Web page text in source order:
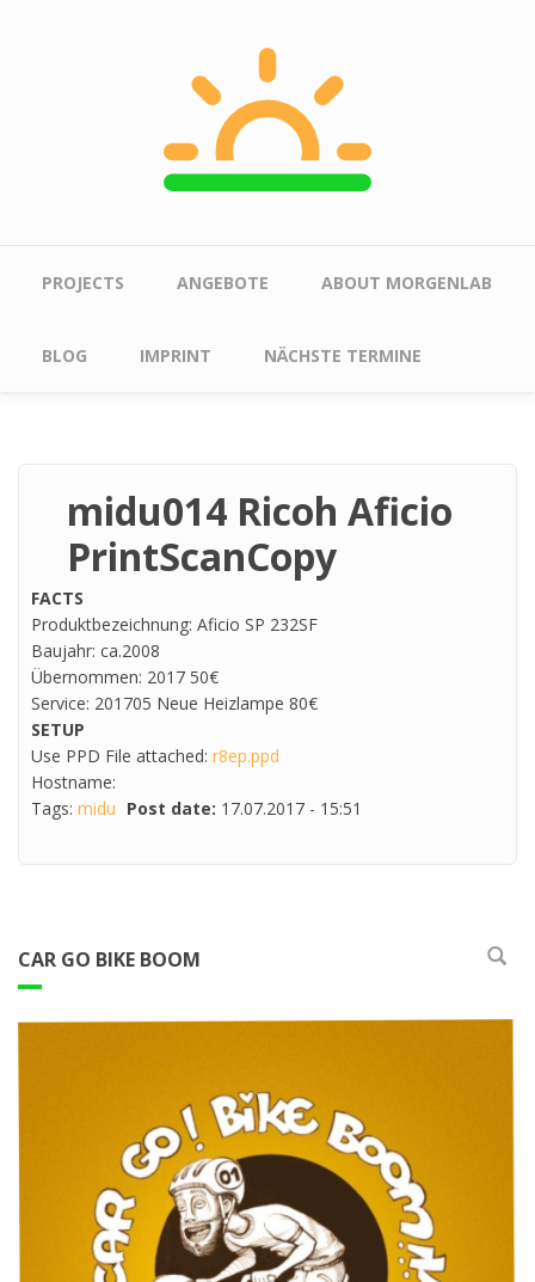
Main menu
PROJECTS ANGEBOTE ABOUT MORGENLAB
BLOG IMPRINT NÄCHSTE TERMINE
midu014 Ricoh Aficio
PrintScanCopy
FACTS
Produktbezeichnung: Aficio SP 232SF
Baujahr: ca.2008
Übernommen: 2017 50€
Service: 201705 Neue Heizlampe 80€
SETUP
Use PPD File attached: r8ep.ppd
Hostname:
Tags: midu Post date: 17.07.2017 - 15:51
CAR GO BIKE BOOM